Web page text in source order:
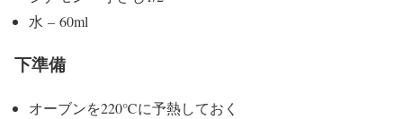
水 – 60ml
下準備
オーブンを220℃に予熱しておく